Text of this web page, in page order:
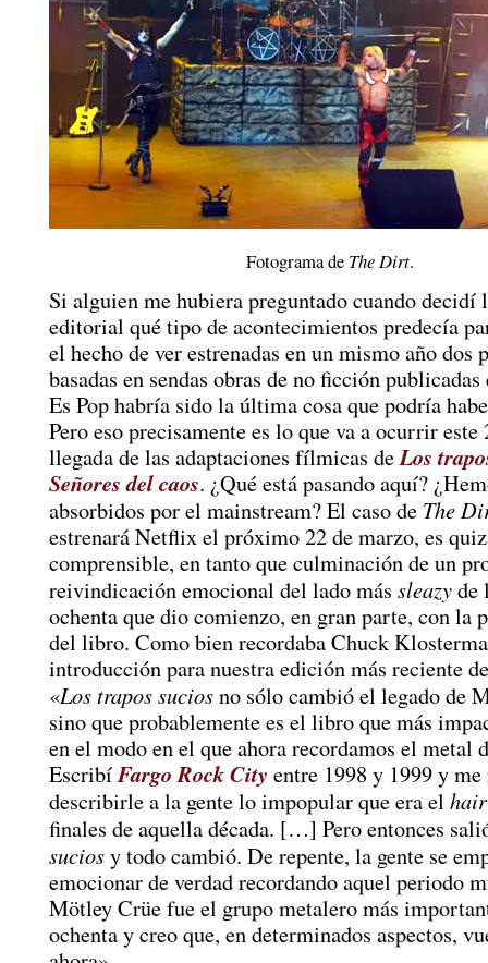
Fotograma de The Dirt.
Si alguien me hubiera preguntado cuando decidí
editorial qué tipo de acontecimientos predecía
el hecho de ver estrenadas en un mismo año dos
basadas en sendas obras de no ficción publicadas
Es Pop habría sido la última cosa que podría
Pero eso precisamente es lo que va a ocurrir este
llegada de las adaptaciones fílmicas deLos
Señores del caos. ¿Qué está pasando aquí?
absorbidos por el mainstream? El caso de The
estrenará Netflix el próximo 22 de marzo, es
comprensible, en tanto que culminación de un
reivindicación emocional del lado más sleazyde
ochenta que dio comienzo, en gran parte, con la
del libro. Como bien recordaba Chuck
introducción para nuestra edición más reciente
«Los trapos suciosno sólo cambió el legado de
sino que probablemente es el libro que más
en el modo en el que ahora recordamos el metal
EscribíFargo Rock City entre 1998 y 1999 y
describirle a la gente lo impopular que era el
finales de aquella década. […] Pero entonces
suciosy todo cambió. De repente, la gente se
emocionar de verdad recordando aquel periodo
Mötley Crüe fue el grupo metalero más
ochenta y creo que, en determinados aspectos,